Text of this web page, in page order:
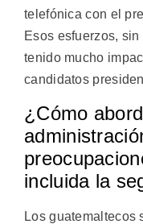
telefónica con el
Esos esfuerzos,
tenido mucho
candidatos
¿Cómo
incluida la
Los guatemaltecos